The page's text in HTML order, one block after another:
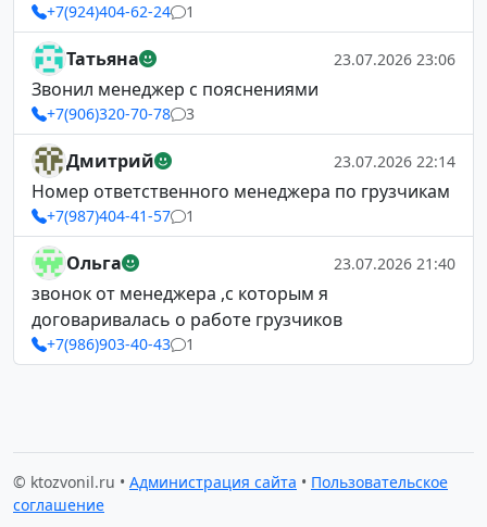
+7(924)404-62-24 1
Татьяна 23.07.2026 23:06
Звонил менеджер с пояснениями
+7(906)320-70-78 3
Дмитрий 23.07.2026 22:14
Номер ответственного менеджера по грузчикам
+7(987)404-41-57 1
Ольга 23.07.2026 21:40
звонок от менеджера ,с которым я
договаривалась о работе грузчиков
+7(986)903-40-43 1
© ktozvonil.ru • Администрация сайта • Пользовательское
соглашение